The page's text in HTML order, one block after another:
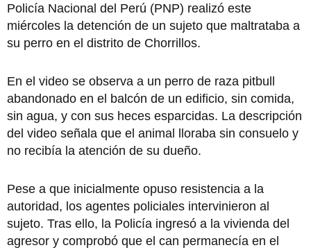
Policía Nacional del Perú (PNP) realizó este
miércoles la detención de un sujeto que maltrataba a
su perro en el distrito de Chorrillos.
En el video se observa a un perro de raza pitbull
abandonado en el balcón de un edificio, sin comida,
sin agua, y con sus heces esparcidas. La descripción
del video señala que el animal lloraba sin consuelo y
no recibía la atención de su dueño.
Pese a que inicialmente opuso resistencia a la
autoridad, los agentes policiales intervinieron al
sujeto. Tras ello, la Policía ingresó a la vivienda del
agresor y comprobó que el can permanecía en el